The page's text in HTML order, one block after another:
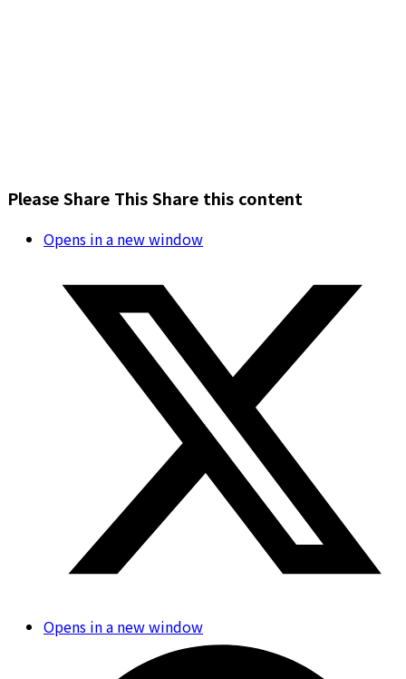
Please Share ThisShare this content
Opens in a new window
Opens in a new window